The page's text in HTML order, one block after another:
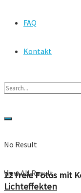
FAQ
Kontakt
No Result
View All Result
22 freie Fotos mit
Lichteffekten